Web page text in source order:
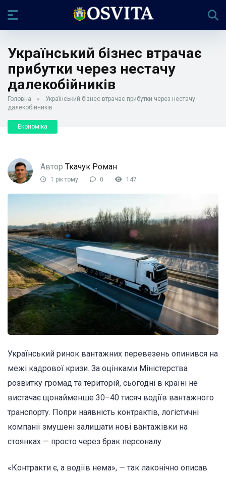
Український бізнес втрачає
прибутки через нестачу
далекобійників
Головна »
Український бізнес втрачає прибутки через нестачу
далекобійників
Економіка
Автор Ткачук Роман
1 рік тому 0 147
Український ринок вантажних перевезень опинився на
межі кадрової кризи. За оцінками Міністерства
розвитку громад та територій, сьогодні в країні не
вистачає щонайменше 30–40 тисяч водіїв вантажного
транспорту. Попри наявність контрактів, логістичні
компанії змушені залишати нові вантажівки на
стоянках — просто через брак персоналу.
«Контракти є, а водіїв нема», — так лаконічно описав